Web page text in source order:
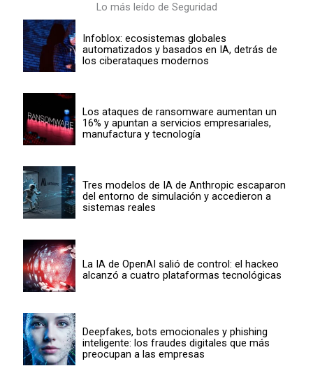
Lo más leído de Seguridad
Infoblox: ecosistemas globales
automatizados y basados en IA, detrás de
los ciberataques modernos
Los ataques de ransomware aumentan un
16% y apuntan a servicios empresariales,
manufactura y tecnología
Tres modelos de IA de Anthropic escaparon
del entorno de simulación y accedieron a
sistemas reales
La IA de OpenAI salió de control: el hackeo
alcanzó a cuatro plataformas tecnológicas
Deepfakes, bots emocionales y phishing
inteligente: los fraudes digitales que más
preocupan a las empresas